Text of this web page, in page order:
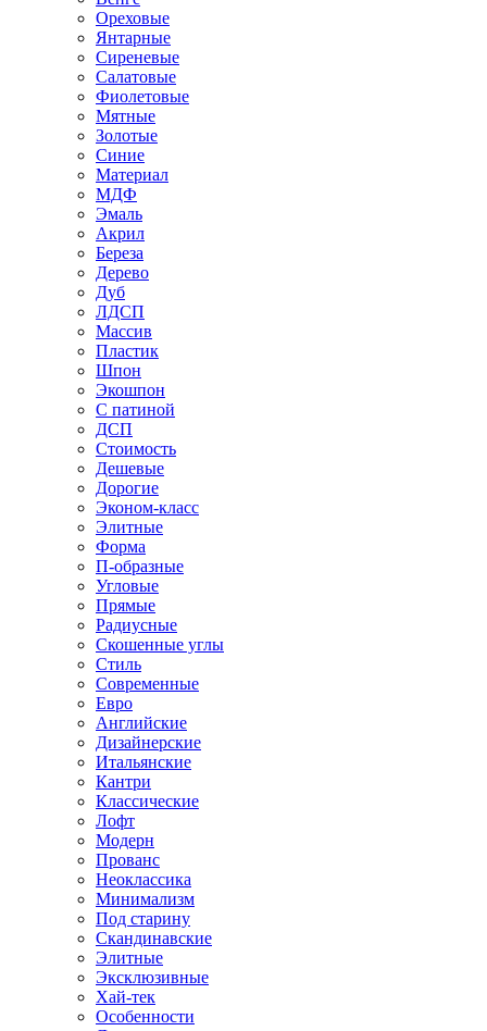
Ореховые
Янтарные
Сиреневые
Салатовые
Фиолетовые
Мятные
Золотые
Синие
Материал
МДФ
Эмаль
Акрил
Береза
Дерево
Дуб
ЛДСП
Массив
Пластик
Шпон
Экошпон
С патиной
ДСП
Стоимость
Дешевые
Дорогие
Эконом-класс
Элитные
Форма
П-образные
Угловые
Прямые
Радиусные
Скошенные углы
Стиль
Современные
Евро
Английские
Дизайнерские
Итальянские
Кантри
Классические
Лофт
Модерн
Прованс
Неоклассика
Минимализм
Под старину
Скандинавские
Элитные
Эксклюзивные
Хай-тек
Особенности